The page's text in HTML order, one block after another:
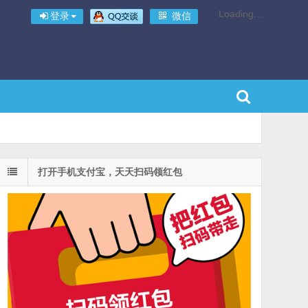
登录 微信 Loading...
打开手机支付宝，天天扫码领红包